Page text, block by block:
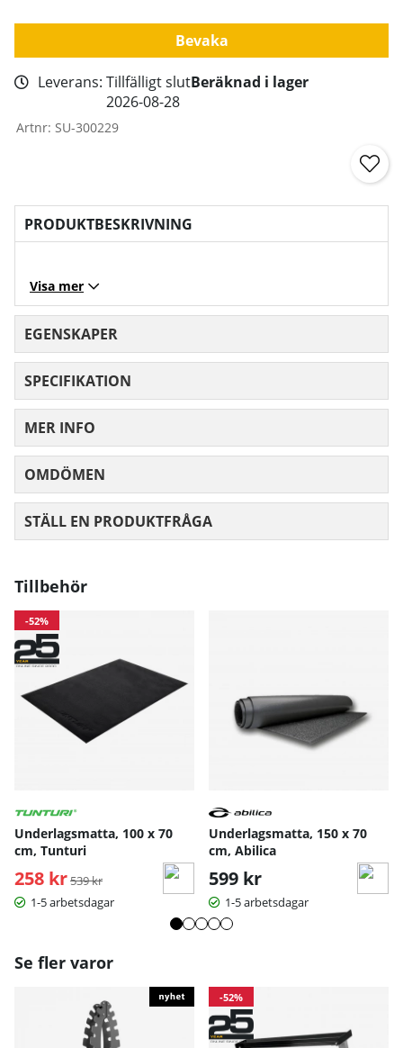
Bevaka
Leverans: Tillfälligt slutBeräknad i lager
2026-08-28
Artnr: SU-300229
PRODUKTBESKRIVNING
Visa mer
EGENSKAPER
SPECIFIKATION
MER INFO
OMDÖMEN
STÄLL EN PRODUKTFRÅGA
Tillbehör
-52%
Underlagsmatta, 100 x 70
cm, Tunturi
258 kr Ordinarie pris:
539 kr
1-5 arbetsdagar
Underlagsmatta, 150 x 70
cm, Abilica
599 kr
1-5 arbetsdagar
Se fler varor
-52%